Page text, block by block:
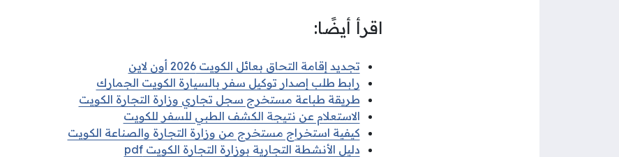
اقرأ أيضًا:
تجديد إقامة التحاق بعائل الكويت 2026 أون لاين
رابط طلب إصدار توكيل سفر بالسيارة الكويت الجمارك
طريقة طباعة مستخرج سجل تجاري وزارة التجارة الكويت
الاستعلام عن نتيجة الكشف الطبي للسفر للكويت
كيفية استخراج مستخرج من وزارة التجارة والصناعة الكويت
دليل الأنشطة التجارية بوزارة التجارة الكويت pdf